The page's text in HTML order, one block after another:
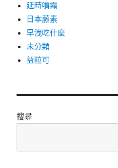
延時噴霧
日本藤素
早洩吃什麼
未分類
益粒可
搜尋